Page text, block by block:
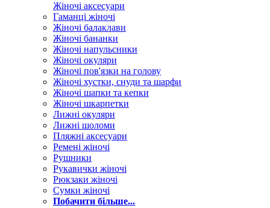
Жіночі аксесуари
Гаманці жіночі
Жіночі балаклави
Жіночі бананки
Жіночі напульсники
Жіночі окуляри
Жіночі пов'язки на голову
Жіночі хустки, снуди та шарфи
Жіночі шапки та кепки
Жіночі шкарпетки
Лижні окуляри
Лижні шоломи
Пляжні аксесуари
Ремені жіночі
Рушники
Рукавички жіночі
Рюкзаки жіночі
Сумки жіночі
Побачити більше...